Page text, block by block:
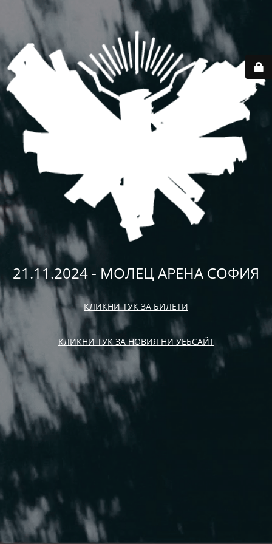
21.11.2024 - МОЛЕЦ АРЕНА СОФИЯ
КЛИКНИ ТУК ЗА БИЛЕТИ
КЛИКНИ ТУК ЗА НОВИЯ НИ УЕБСАЙТ